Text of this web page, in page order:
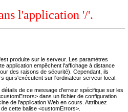
l'application '/'.
produite sur le serveur. Les paramètres
application empêchent l'affichage à distance
des raisons de sécurité). Cependant, ils
qui s'exécutent sur l'ordinateur serveur local.
de ce message d'erreur spécifique sur les
dans un fichier de configuration
de l'application Web en cours. Attribuez
cette balise <customErrors>.